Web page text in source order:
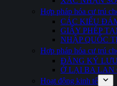
Hợp pháp hóa cư trú
CÁC KIỂU
GIẤY PHÉP
NHẬP QUỐC
Hợp pháp hóa cư trú
ĐĂNG KÝ
Ở LẠI BA LAN
Hoạt động kinh tế